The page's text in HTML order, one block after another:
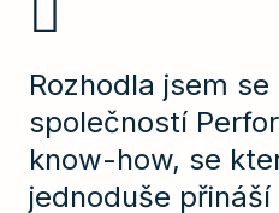
Rozhodla jsem
společností
know-how, se
jednoduše přináší